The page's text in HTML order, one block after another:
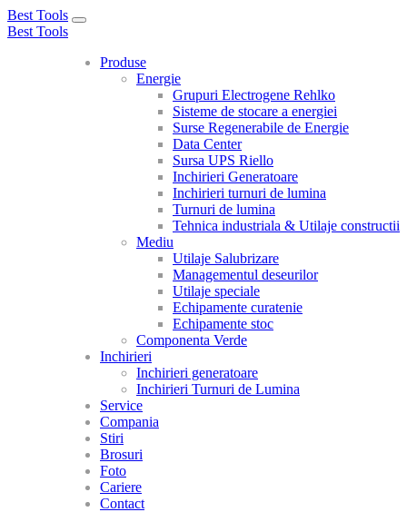
Best Tools
Toggle
Best Tools
Produse
Energie
Grupuri Electrogene Rehlko
Sisteme de stocare a energiei
Surse Regenerabile de Energie
Data Center
Sursa UPS Riello
Inchirieri Generatoare
Inchirieri turnuri de lumina
Turnuri de lumina
Tehnica industriala & Utilaje constructii
Mediu
Utilaje Salubrizare
Managementul deseurilor
Utilaje speciale
Echipamente curatenie
Echipamente stoc
Componenta Verde
Inchirieri
Inchirieri generatoare
Inchirieri Turnuri de Lumina
Service
Compania
Stiri
Brosuri
Foto
Cariere
Contact